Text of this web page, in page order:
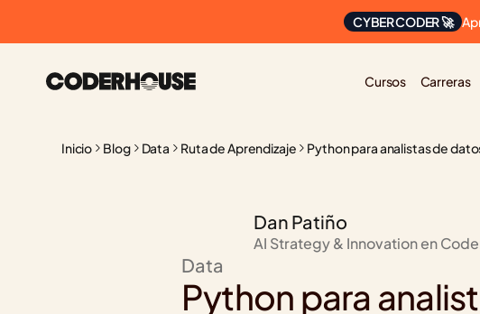
CYBER CODER 🚀
Cursos Carreras
Inicio Blog Data Ruta de Aprendizaje Python para analistas de
Dan Patiño
AI Strategy & Innovation en
Data
Python para